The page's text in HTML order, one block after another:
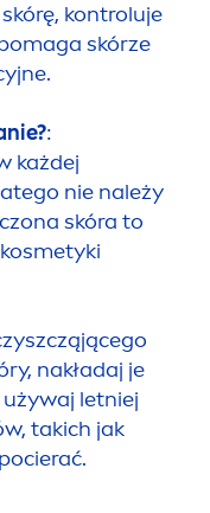
kontroluje
skórze
:
każdej
nie należy
skóra to
nakładaj je
letniej
takich jak